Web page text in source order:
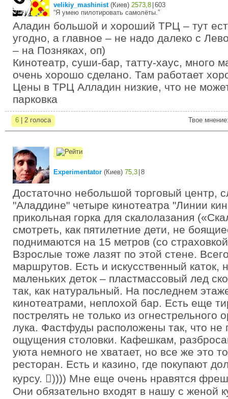
velikiy_mashinist(Киев) 2573,8 603
“Я умею пилотировать самолёты.”
Аладин большой и хороший ТРЦ – тут
угодно, а главное – не надо далеко с
– на Позняках, оп)
Кинотеатр, суши-бар, татту-хаус, много
очень хорошо сделано. Там работает
Цены в ТРЦ Алладин низкие, что не
парковка
6 | 2 голоса Твое
Experimentator (Киев) 75,3 8
Достаточно небольшой торговый центр,
"Аладдине" четыре кинотеатра "Линии
прикольная горка для скалолазания
смотреть, как пятилетние дети, не
поднимаются на 15 метров (со
Взрослые тоже лазят по этой стене.
маршрутов. Есть и искусственный каток,
маленьких деток – пластмассовый лед
так, как натуральный. На последнем
кинотеатрами, неплохой бар. Есть еще
пострелять не только из огнестрельного
лука. Фастфуды расположены так, что не
ощущения столовки. Кафешкам,
уюта немного не хватает, но все же это
ресторан. Есть и казино, где покупают
курсу. )))) Мне еще очень нравятся
Они обязательно входят в нашу с женой